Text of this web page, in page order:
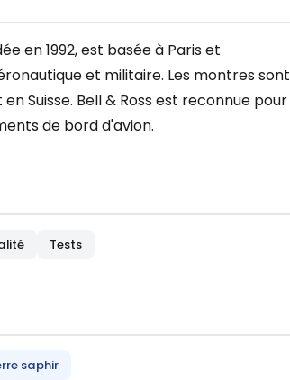
en 1992, est basée à Paris et
et militaire. Les montres sont
Suisse. Bell & Ross est reconnue pour
de bord d'avion.
Tests
saphir